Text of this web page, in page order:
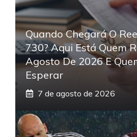
Quando Chegará O
730? Aqui Está Quem
Agosto De 2026 E
Esperar
7 de agosto de 2026